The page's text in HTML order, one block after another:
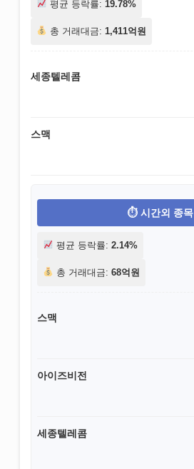
평균 등락률: 19.78%
총 거래대금: 1,411억원
세종텔레콤
스맥
시간외 종목
평균 등락률: 2.14%
총 거래대금: 68억원
스맥
아이즈비전
세종텔레콤